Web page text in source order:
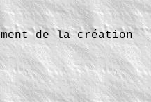
de la création